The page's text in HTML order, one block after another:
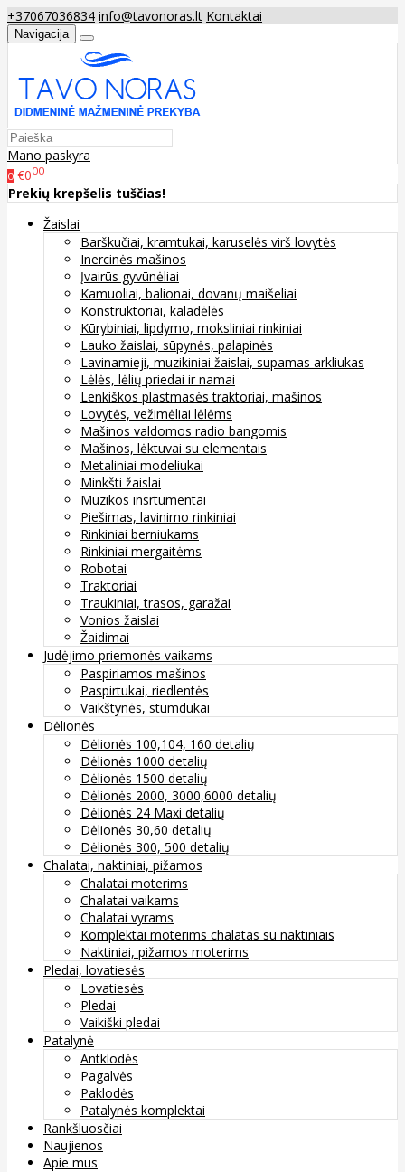
+37067036834 info@tavonoras.lt Kontaktai
Navigacija
Mano paskyra
0 €000
Prekių krepšelis tuščias!
Žaislai
Barškučiai, kramtukai, karuselės virš lovytės
Inercinės mašinos
Įvairūs gyvūnėliai
Kamuoliai, balionai, dovanų maišeliai
Konstruktoriai, kaladėlės
Kūrybiniai, lipdymo, moksliniai rinkiniai
Lauko žaislai, sūpynės, palapinės
Lavinamieji, muzikiniai žaislai, supamas arkliukas
Lėlės, lėlių priedai ir namai
Lenkiškos plastmasės traktoriai, mašinos
Lovytės, vežimėliai lėlėms
Mašinos valdomos radio bangomis
Mašinos, lėktuvai su elementais
Metaliniai modeliukai
Minkšti žaislai
Muzikos insrtumentai
Piešimas, lavinimo rinkiniai
Rinkiniai berniukams
Rinkiniai mergaitėms
Robotai
Traktoriai
Traukiniai, trasos, garažai
Vonios žaislai
Žaidimai
Judėjimo priemonės vaikams
Paspiriamos mašinos
Paspirtukai, riedlentės
Vaikštynės, stumdukai
Dėlionės
Dėlionės 100,104, 160 detalių
Dėlionės 1000 detalių
Dėlionės 1500 detalių
Dėlionės 2000, 3000,6000 detalių
Dėlionės 24 Maxi detalių
Dėlionės 30,60 detalių
Dėlionės 300, 500 detalių
Chalatai, naktiniai, pižamos
Chalatai moterims
Chalatai vaikams
Chalatai vyrams
Komplektai moterims chalatas su naktiniais
Naktiniai, pižamos moterims
Pledai, lovatiesės
Lovatiesės
Pledai
Vaikiški pledai
Patalynė
Antklodės
Pagalvės
Paklodės
Patalynės komplektai
Rankšluosčiai
Naujienos
Apie mus